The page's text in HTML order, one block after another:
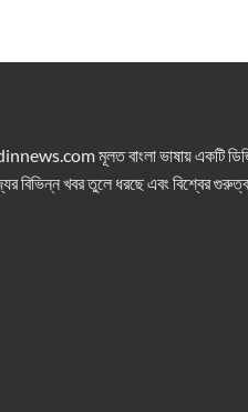
মূলত বাংলা ভাষায় একটি
বিভিন্ন খবর তুলে ধরছে এবং বিশ্বের